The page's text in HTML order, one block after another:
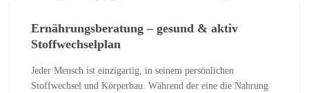
Ernährungsberatung – gesund & aktiv
Stoffwechselplan
Jeder Mensch ist einzigartig, in seinem persönlichen
Stoffwechsel und Körperbau. Während der eine die Nahrung